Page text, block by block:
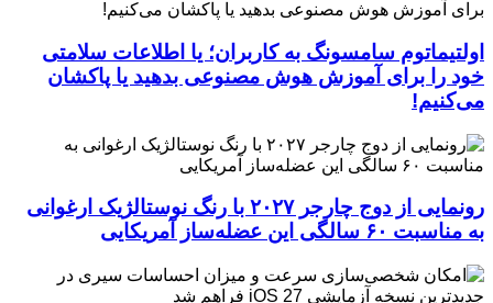
اولتیماتوم سامسونگ به کاربران؛ یا اطلاعات سلامتی
خود را برای آموزش هوش مصنوعی بدهید یا پاکشان
می‌کنیم!
رونمایی از دوج چارجر ۲۰۲۷ با رنگ نوستالژیک ارغوانی
به مناسبت ۶۰ سالگی این عضله‌ساز آمریکایی